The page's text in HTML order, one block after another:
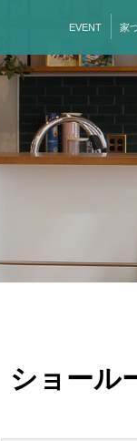
EVENT 家
ショール